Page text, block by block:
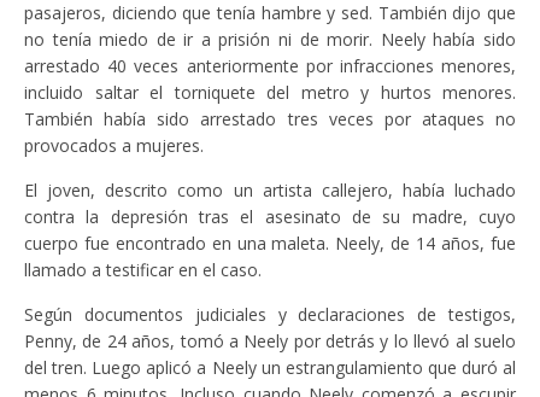
pasajeros, diciendo que tenía hambre y sed. También dijo que
no tenía miedo de ir a prisión ni de morir. Neely había sido
arrestado 40 veces anteriormente por infracciones menores,
incluido saltar el torniquete del metro y hurtos menores.
También había sido arrestado tres veces por ataques no
provocados a mujeres.
El joven, descrito como un artista callejero, había luchado
contra la depresión tras el asesinato de su madre, cuyo
cuerpo fue encontrado en una maleta. Neely, de 14 años, fue
llamado a testificar en el caso.
Según documentos judiciales y declaraciones de testigos,
Penny, de 24 años, tomó a Neely por detrás y lo llevó al suelo
del tren. Luego aplicó a Neely un estrangulamiento que duró al